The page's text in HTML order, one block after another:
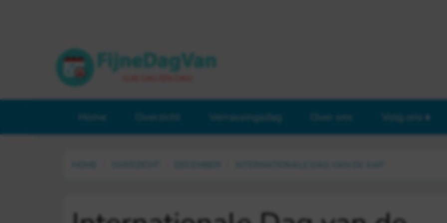
Home Overzicht Verrassingsdag Over ons Volg ons